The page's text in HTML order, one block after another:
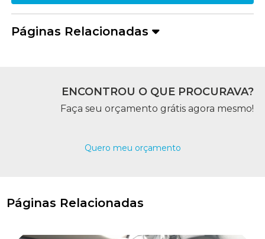
Páginas Relacionadas
ENCONTROU O QUE PROCURAVA?
Faça seu orçamento grátis agora mesmo!
Quero meu orçamento
Páginas Relacionadas